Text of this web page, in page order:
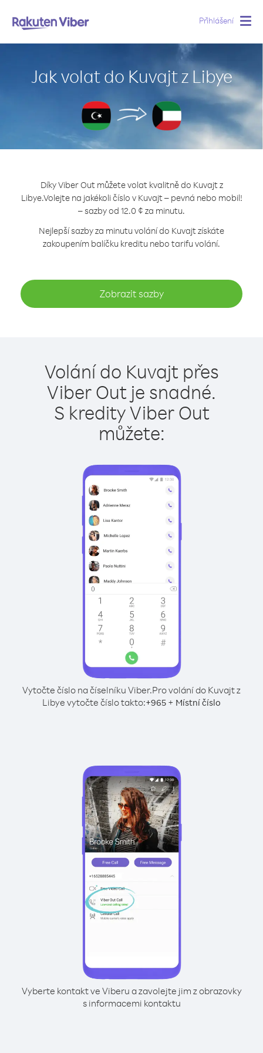
Přihlášení
Jak volat do Kuvajt z Libye
Díky Viber Out můžete volat kvalitně do Kuvajt z
Libye.Volejte na jakékoli číslo v Kuvajt – pevná nebo mobil!
– sazby od 12.0 ¢ za minutu.
Nejlepší sazby za minutu volání do Kuvajt získáte
zakoupením balíčku kreditu nebo tarifu volání.
Zobrazit sazby
Volání do Kuvajt přes
Viber Out je snadné.
S kredity Viber Out
můžete:
Vytočte číslo na číselníku Viber.Pro volání do Kuvajt z
Libye vytočte číslo takto:+965 + Místní číslo
Vyberte kontakt ve Viberu a zavolejte jim z obrazovky
s informacemi kontaktu